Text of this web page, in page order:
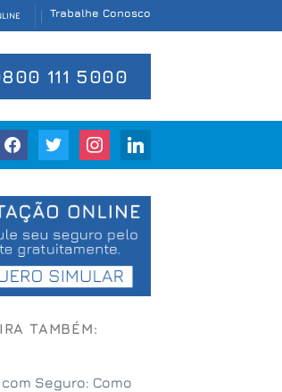
Trabalhe Conosco
111 5000
facebooktwitter instagramlinkedin
TAMBÉM:
Seguro: Como